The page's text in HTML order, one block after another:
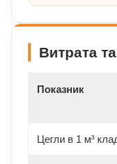
Витрата
Показник
Цегли в 1 м³